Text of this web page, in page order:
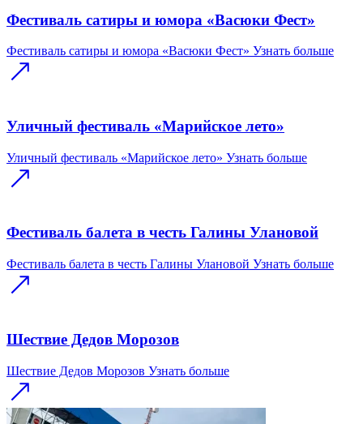
Фестиваль сатиры и юмора «Васюки Фест»
Фестиваль сатиры и юмора «Васюки Фест» Узнать больше
Уличный фестиваль «Марийское лето»
Уличный фестиваль «Марийское лето» Узнать больше
Фестиваль балета в честь Галины Улановой
Фестиваль балета в честь Галины Улановой Узнать больше
Шествие Дедов Морозов
Шествие Дедов Морозов Узнать больше